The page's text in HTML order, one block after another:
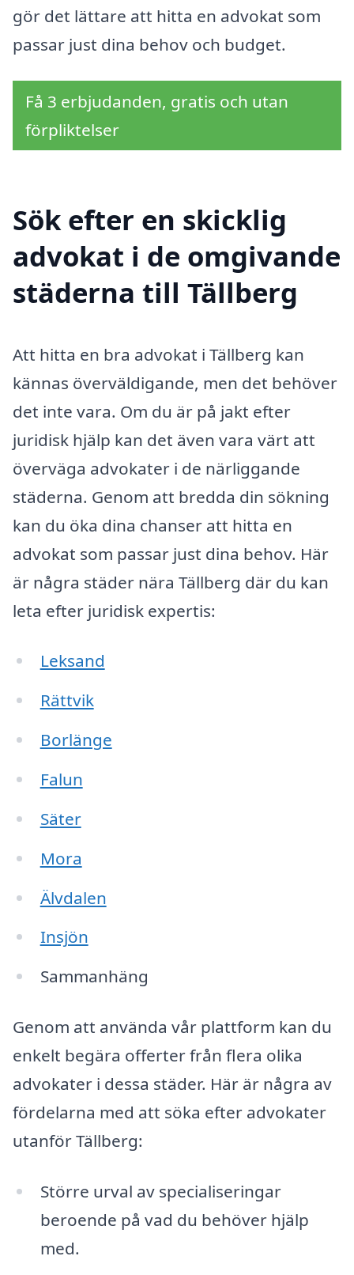
gör det lättare att hitta en advokat som
passar just dina behov och budget.
Få 3 erbjudanden, gratis och utan
förpliktelser
Sök efter en skicklig
advokat i de omgivande
städerna till Tällberg
Att hitta en bra advokat i Tällberg kan
kännas överväldigande, men det behöver
det inte vara. Om du är på jakt efter
juridisk hjälp kan det även vara värt att
överväga advokater i de närliggande
städerna. Genom att bredda din sökning
kan du öka dina chanser att hitta en
advokat som passar just dina behov. Här
är några städer nära Tällberg där du kan
leta efter juridisk expertis:
Leksand
Rättvik
Borlänge
Falun
Säter
Mora
Älvdalen
Insjön
Sammanhäng
Genom att använda vår plattform kan du
enkelt begära offerter från flera olika
advokater i dessa städer. Här är några av
fördelarna med att söka efter advokater
utanför Tällberg:
Större urval av specialiseringar
beroende på vad du behöver hjälp
med.